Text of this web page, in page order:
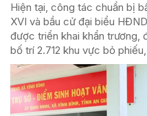
Hiện tại, công tác chuẩn bị
XVI và bầu cử đại biểu
được triển khai khẩn trương,
bố trí 2.712 khu vực bỏ